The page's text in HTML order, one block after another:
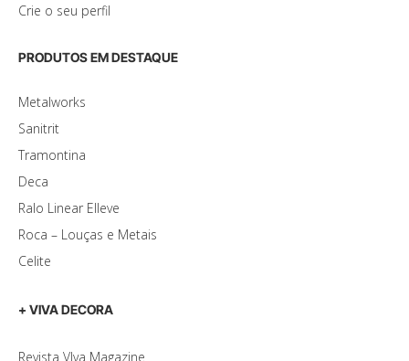
Crie o seu perfil
PRODUTOS EM DESTAQUE
Metalworks
Sanitrit
Tramontina
Deca
Ralo Linear Elleve
Roca – Louças e Metais
Celite
+ VIVA DECORA
Revista VIva Magazine